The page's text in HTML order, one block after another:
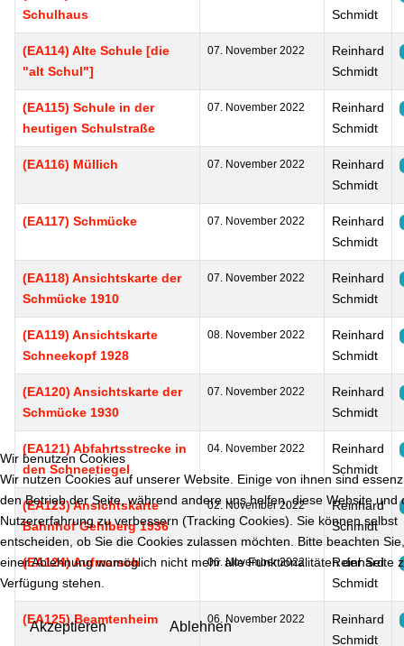
Schulhaus
Schmidt
(EA114) Alte Schule [die
"alt Schul"]
07. November 2022
Reinhard
Schmidt
(EA115) Schule in der
heutigen Schulstraße
07. November 2022
Reinhard
Schmidt
(EA116) Müllich 07. November 2022
Reinhard
Schmidt
(EA117) Schmücke 07. November 2022
Reinhard
Schmidt
(EA118) Ansichtskarte der
Schmücke 1910
07. November 2022
Reinhard
Schmidt
(EA119) Ansichtskarte
Schneekopf 1928
08. November 2022
Reinhard
Schmidt
(EA120) Ansichtskarte der
Schmücke 1930
07. November 2022
Reinhard
Schmidt
(EA121) Abfahrtsstrecke in
den Schneetiegel
04. November 2022
Reinhard
Schmidt
(EA123) Ansichtskarte
Bahnhof Gehlberg 1936
02. November 2022
Reinhard
Schmidt
(EA124) Aufmarsch 06. November 2022
Reinhard
Schmidt
(EA125) Beamtenheim 06. November 2022
Reinhard
Schmidt
Wir benutzen Cookies
Wir nutzen Cookies auf unserer Website. Einige von ihnen sind
den Betrieb der Seite, während andere uns helfen, diese Website und
Nutzererfahrung zu verbessern (Tracking Cookies). Sie können selbst
entscheiden, ob Sie die Cookies zulassen möchten. Bitte beachten
einer Ablehnung womöglich nicht mehr alle Funktionalitäten der Seite
Verfügung stehen.
Akzeptieren Ablehnen